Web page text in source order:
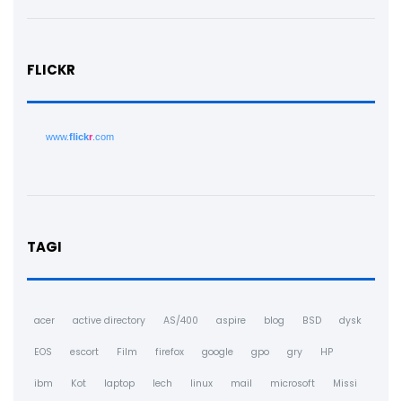
FLICKR
www.flickr.com
TAGI
acer active directory AS/400 aspire blog BSD dysk
EOS escort Film firefox google gpo gry HP
ibm Kot laptop lech linux mail microsoft Missi